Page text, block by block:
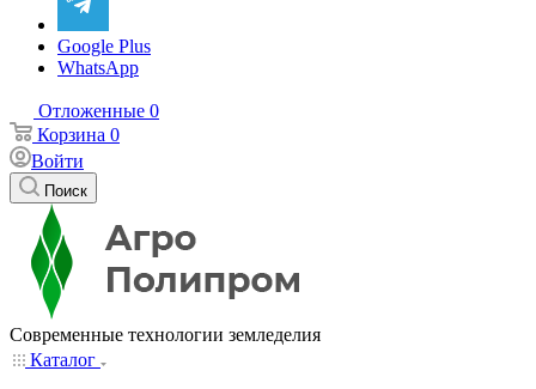
Google Plus
WhatsApp
Отложенные 0
Корзина 0
Войти
Поиск
Современные технологии земледелия
Каталог